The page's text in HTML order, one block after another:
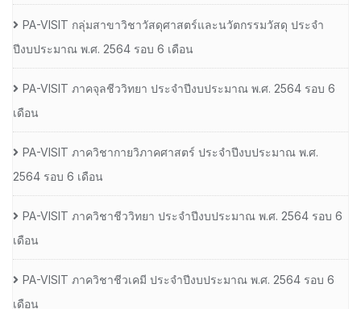
PA-VISIT กลุ่มสาขาวิชาวัสดุศาสตร์และนวัตกรรมวัสดุ ประจำ
ปีงบประมาณ พ.ศ. 2564 รอบ 6 เดือน
PA-VISIT ภาคจุลชีววิทยา ประจำปีงบประมาณ พ.ศ. 2564 รอบ 6
เดือน
PA-VISIT ภาควิชากายวิภาคศาสตร์ ประจำปีงบประมาณ พ.ศ.
2564 รอบ 6 เดือน
PA-VISIT ภาควิชาชีววิทยา ประจำปีงบประมาณ พ.ศ. 2564 รอบ 6
เดือน
PA-VISIT ภาควิชาชีวเคมี ประจำปีงบประมาณ พ.ศ. 2564 รอบ 6
เดือน